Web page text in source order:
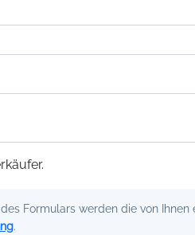
Formulars werden die von
.